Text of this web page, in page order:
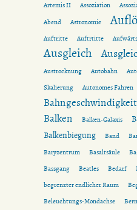
Artemis II
Assoziation
Abend
Astronomie
Auftritte
Auftrtitte
Ausgleich
Austrocknung
Autobahn
Skalierung
Autonomes Fahren
Bahngeschwindigkeit
Balken Balken-Galaxis
Balkenbiegung
Band
Baryzentrum Basaltsäule
Bassgang
Beatles Bedarf
begrenzter endlicher Raum
Beleuchtungs-Mondachse